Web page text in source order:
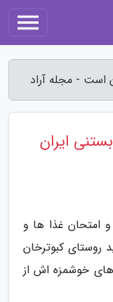
است - مجله آراد
ایران
امتحان غذا ها و
روستای کبوترخان
خوشمزه اش از